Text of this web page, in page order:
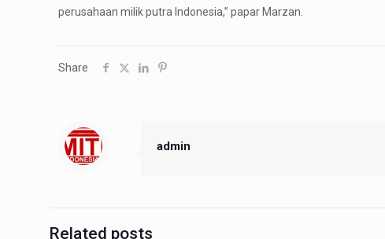
perusahaan milik putra Indonesia,” papar Marzan.
Share
admin
Related posts